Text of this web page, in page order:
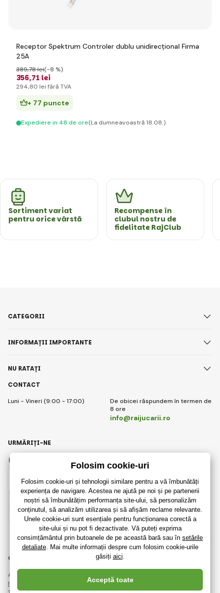
Receptor Spektrum Controler dublu unidirecțional Firma
25A
356,71 lei
389,78 lei(-8 %)
294,80 lei fără TVA
+ 77 puncte
Expediere in 48 de ore(La dumneavoastră 18.08.)
Sortiment variat
pentru orice vârstă
Recompense în
clubul nostru de
fidelitate RajClub
CONTACT
Luni - Vineri (9:00 - 17:00)
De obicei răspundem în termen de
8 ore
info@raijucarii.ro
CATEGORII
INFORMAȚII IMPORTANTE
NU RATAȚI
Romanian
URMĂRIȚI-NE
Instagram
© 2018 - 2026 RaiJucării.ro, Toate drepturile rezervate
Această pagină este protejată prin reCAPTCHA și se aplică
Regulile de protecție a datelor personalecompaniile Google și ale lor